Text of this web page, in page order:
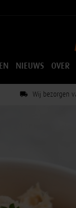
NIEUWS OVER
Wij bezorgen